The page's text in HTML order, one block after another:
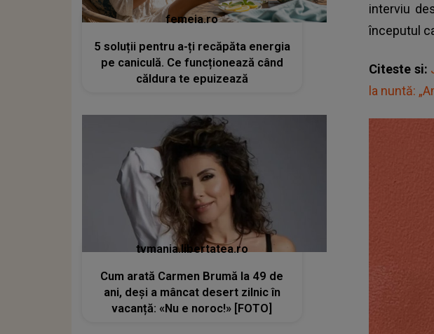
interviu
începutul
Citeste si:
la nuntă:
femeia.ro
5 soluții pentru a-ți recăpăta energia
pe caniculă. Ce funcționează când
căldura te epuizează
tvmania.libertatea.ro
Cum arată Carmen Brumă la 49 de
ani, deși a mâncat desert zilnic în
vacanță: «Nu e noroc!» [FOTO]